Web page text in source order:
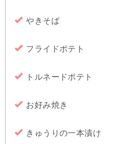
やきそば
フライドポテト
トルネードポテト
お好み焼き
きゅうりの一本漬け